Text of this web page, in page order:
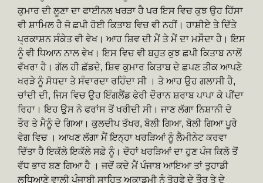
ਕੁਮਾਰ ਦੀ ਲੂਣਾ ਦਾ ਫਾਈਨਲ ਖਰੜਾ ਹੈ ਪਰ ਇਸ ਵਿਚ ਕੁਝ ਉਹ ਹਿੱਸਾ
ਵੀ ਸ਼ਾਮਿਲ ਹੈ ਜੋ ਛਪੀ ਹੋਈ ਕਿਤਾਬ ਵਿਚ ਵੀ ਨਹੀਂ। ਹਾਸ਼ੀਏ ਤੇ ਦਿੱਤੇ
ਪ੍ਰਕਾਸ਼ਨ ਸੰਕੇਤ ਵੀ ਵੇਖ। ਆਹ ਸ਼ਿਵ ਦੀ ਮੈਂ ਤੇ ਮੈਂ ਦਾ ਮਸੌਦਾ ਹੈ। ਇਸ
ਨੂੰ ਵੀ ਧਿਆਨ ਨਾਲ ਵੇਖ। ਇਸ ਵਿਚ ਵੀ ਬਹੁਤ ਕੁਝ ਛਪੀ ਕਿਤਾਬ ਨਾਲੋਂ
ਵੱਖਰਾ ਹੈ। ਗੱਲ ਹੀ ਛੱਡਦੇ, ਸ਼ਿਵ ਕੁਮਾਰ ਕਿਤਾਬ ਦੇ ਛਪਣ ਤੀਕ ਆਪਣੇ
ਖਰੜੇ ਨੂੰ ਸੋਧਦਾ ਤੇ ਸੰਵਾਰਦਾ ਰਹਿੰਦਾ ਸੀ । ਤੇ ਆਹ ਉਹ ਗਲਾਸੀ ਹੈ,
ਚਾਂਦੀ ਦੀ, ਜਿਸ ਵਿਚ ਉਹ ਇੰਗਲੈਂਡ ਫੇਰੀ ਦੌਰਾਨ ਸ਼ਰਾਬ ਪਾਪਾ ਕੇ ਪੀਂਦਾ
ਰਿਹਾ। ਇਹ ਉਸ ਨੇ ਫਰਾਂਸ ਤੋਂ ਖਰੀਦੀ ਸੀ। ਜਾਣ ਲੱਗਾ ਨਿਸ਼ਾਨੀ ਦੇ
ਤੌਰ ਤੇ ਮੈਨੂੰ ਦੇ ਗਿਆ। ਕੁਲਦੀਪ ਤੱਖਰ, ਬੋਲੀ ਗਿਆ, ਬੋਲੀ ਗਿਆ ਪੂਰੇ
ਵੇਗ ਵਿਚ । ਆਖਣ ਲੱਗਾ ਮੈਂ ਇਨ੍ਹਾ ਖਰੜਿਆਂ ਨੂੰ ਲੈਮੀਨੇਟ ਕਰਵਾ
ਦਿੱਤਾ ਹੈ ਇਕੱਲੇ ਇਕੱਲੇ ਸਫ਼ੇ ਨੂੰ। ਦੋਹਾਂ ਖਰੜਿਆਂ ਦਾ ਹੁਣ ਪੰਜ ਕਿਲੋ ਤੋਂ
ਵੱਧ ਭਾਰ ਬਣ ਗਿਆ ਹੈ । ਜਦੋਂ ਕਦੇ ਮੈਂ ਪੰਜਾਬ ਆਇਆ ਤਾਂ ਤੁਹਾਡੀ
ਲੁਧਿਆਣੇ ਵਾਲੀ ਪੰਜਾਬੀ ਸਾਹਿਤ ਅਕਾਡਮੀ ਨੂੰ ਤੋਹਫੇ ਦੇ ਤੌਰ ਤੇ ਦੇ